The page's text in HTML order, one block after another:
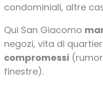
condominiali, altre
Qui San Giacomo
negozi, vita di
compromessi
finestre).